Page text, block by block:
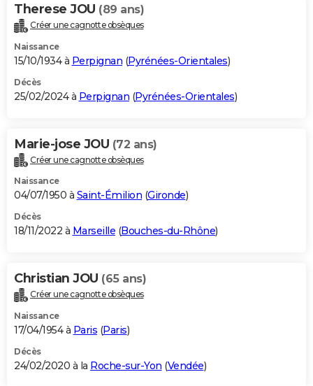
Therese JOU (89 ans)
Créer une cagnotte obsèques
Naissance
15/10/1934 à Perpignan (Pyrénées-Orientales)
Décès
25/02/2024 à Perpignan (Pyrénées-Orientales)
Marie-jose JOU (72 ans)
Créer une cagnotte obsèques
Naissance
04/07/1950 à Saint-Émilion (Gironde)
Décès
18/11/2022 à Marseille (Bouches-du-Rhône)
Christian JOU (65 ans)
Créer une cagnotte obsèques
Naissance
17/04/1954 à Paris (Paris)
Décès
24/02/2020 à la Roche-sur-Yon (Vendée)